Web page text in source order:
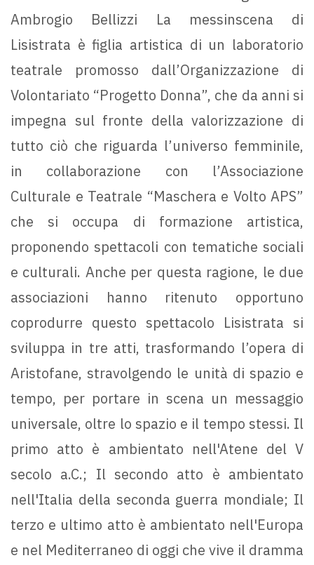
Ambrogio Bellizzi La messinscena di
Lisistrata è figlia artistica di un laboratorio
teatrale promosso dall’Organizzazione di
Volontariato “Progetto Donna”, che da anni si
impegna sul fronte della valorizzazione di
tutto ciò che riguarda l’universo femminile,
in collaborazione con l’Associazione
Culturale e Teatrale “Maschera e Volto APS”
che si occupa di formazione artistica,
proponendo spettacoli con tematiche sociali
e culturali. Anche per questa ragione, le due
associazioni hanno ritenuto opportuno
coprodurre questo spettacolo Lisistrata si
sviluppa in tre atti, trasformando l’opera di
Aristofane, stravolgendo le unità di spazio e
tempo, per portare in scena un messaggio
universale, oltre lo spazio e il tempo stessi. Il
primo atto è ambientato nell'Atene del V
secolo a.C.; Il secondo atto è ambientato
nell'Italia della seconda guerra mondiale; Il
terzo e ultimo atto è ambientato nell'Europa
e nel Mediterraneo di oggi che vive il dramma